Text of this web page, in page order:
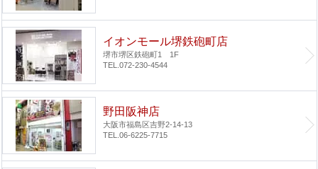
イオンモール堺鉄砲町店
堺市堺区鉄砲町1 1F
TEL.072-230-4544
野田阪神店
大阪市福島区吉野2-14-13
TEL.06-6225-7715